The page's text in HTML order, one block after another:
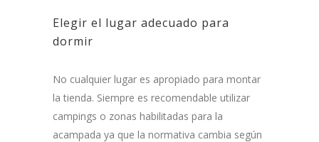
Elegir el lugar adecuado para
dormir
No cualquier lugar es apropiado para montar
la tienda. Siempre es recomendable utilizar
campings o zonas habilitadas para la
acampada ya que la normativa cambia según